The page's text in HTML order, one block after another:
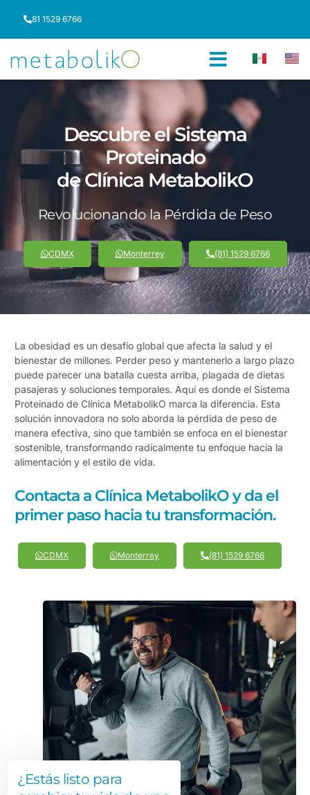
81 1529 6766
Descubre el Sistema
Proteinado
de Clínica MetabolikO
Revolucionando la Pérdida de Peso
CDMX Monterrey (81) 1529 6766
La obesidad es un desafío global que afecta la salud y el
bienestar de millones. Perder peso y mantenerlo a largo plazo
puede parecer una batalla cuesta arriba, plagada de dietas
pasajeras y soluciones temporales. Aquí es donde el Sistema
Proteinado de Clínica MetabolikO marca la diferencia. Esta
solución innovadora no solo aborda la pérdida de peso de
manera efectiva, sino que también se enfoca en el bienestar
sostenible, transformando radicalmente tu enfoque hacia la
alimentación y el estilo de vida.
Contacta a Clínica MetabolikO y da el
primer paso hacia tu transformación.
CDMX Monterrey (81) 1529 6766
¿Estás listo para